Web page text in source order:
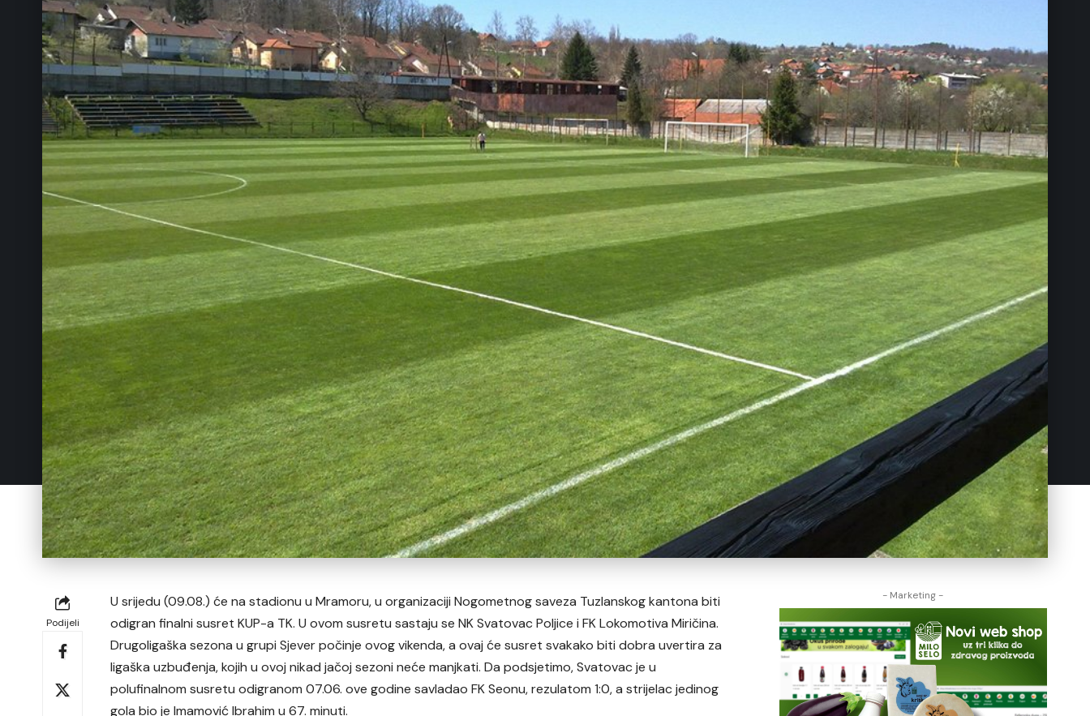
Podijeli
U srijedu (09.08.) će na stadionu u Mramoru, u organizaciji Nogometnog saveza Tuzlanskog kantona biti
odigran finalni susret KUP-a TK. U ovom susretu sastaju se NK Svatovac Poljice i FK Lokomotiva Miričina.
Drugoligaška sezona u grupi Sjever počinje ovog vikenda, a ovaj će susret svakako biti dobra uvertira za
ligaška uzbuđenja, kojih u ovoj nikad jačoj sezoni neće manjkati. Da podsjetimo, Svatovac je u
polufinalnom susretu odigranom 07.06. ove godine savladao FK Seonu, rezulatom 1:0, a strijelac jedinog
gola bio je Imamović Ibrahim u 67. minuti.
- Marketing -